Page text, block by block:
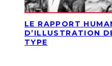
LE RAPPORT
D’ILLUSTRATION
TYPE